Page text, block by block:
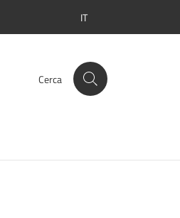
SELEZIONE LINGUA:
IT
Cerca